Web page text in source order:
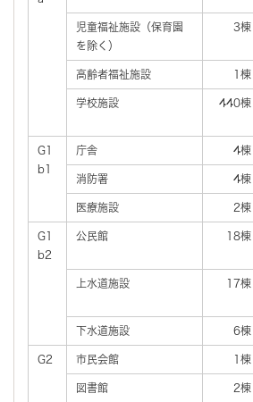
児童福祉施設（保育園
を除く）
3棟
高齢者福祉施設 1棟
学校施設 440棟
G1
b1
庁舎 4棟
消防署 4棟
医療施設 2棟
G1
b2
公民館 18棟
上水道施設 17棟
下水道施設 6棟
G2 市民会館 1棟
図書館 2棟